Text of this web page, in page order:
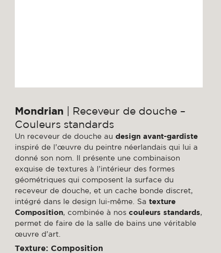
Mondrian | Receveur de douche –
Couleurs standards
Un receveur de douche au design avant-gardiste
inspiré de l’œuvre du peintre néerlandais qui lui a
donné son nom. Il présente une combinaison
exquise de textures à l’intérieur des formes
géométriques qui composent la surface du
receveur de douche, et un cache bonde discret,
intégré dans le design lui-même. Sa texture
Composition, combinée à nos couleurs standards,
permet de faire de la salle de bains une véritable
œuvre d’art.
Texture: Composition